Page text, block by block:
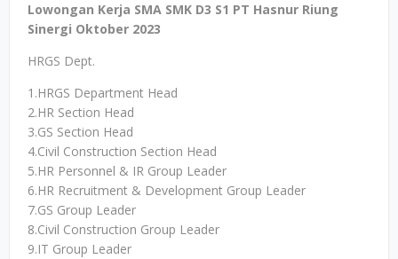
Lowongan Kerja SMA SMK D3 S1 PT Hasnur Riung
Sinergi Oktober 2023
HRGS Dept.
1.HRGS Department Head
2.HR Section Head
3.GS Section Head
4.Civil Construction Section Head
5.HR Personnel & IR Group Leader
6.HR Recruitment & Development Group Leader
7.GS Group Leader
8.Civil Construction Group Leader
9.IT Group Leader